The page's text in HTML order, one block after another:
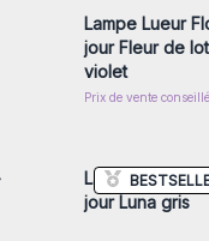
Lampe Lueur
jour Fleur de
violet
Prix de vente
Connectez-
Lampe Lueur
jour Luna gris